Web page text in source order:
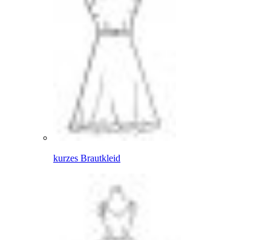
kurzes Brautkleid